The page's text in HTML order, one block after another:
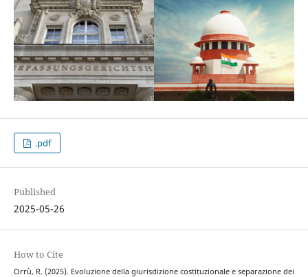
.pdf
Published
2025-05-26
How to Cite
Orrù, R. (2025). Evoluzione della giurisdizione costituzionale e separazione dei